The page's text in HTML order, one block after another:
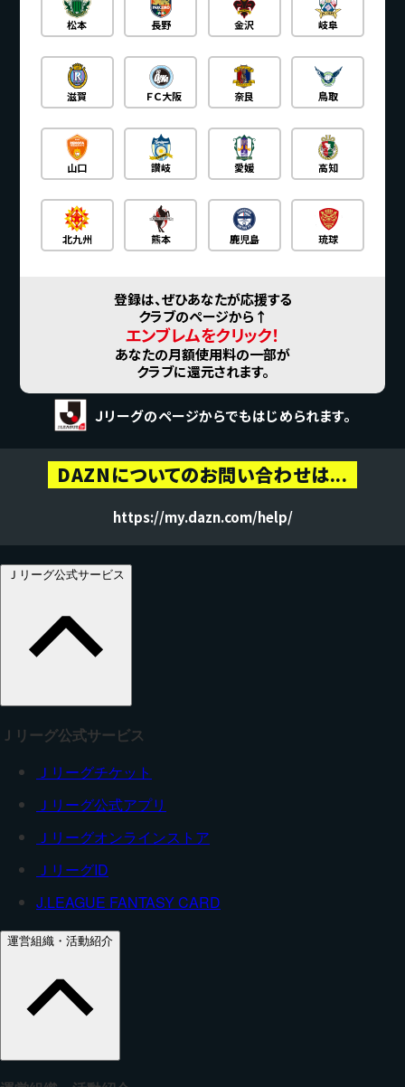
松本 長野 金沢 岐阜
滋賀 ＦＣ大阪 奈良 鳥取
山口 讃岐 愛媛 高知
北九州 熊本 鹿児島 琉球
登録は、ぜひあなたが応援する
クラブのページから↑
エンブレムをクリック！
あなたの月額使用料の一部が
クラブに還元されます。
Ｊリーグのページからでもはじめられます。
DAZNについてのお問い合わせは...
https://my.dazn.com/help/